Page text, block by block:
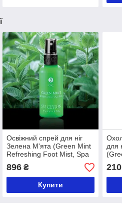
Освіжний спрей для ніг
Зелена М'ята (Green Mint
Refreshing Foot Mist, Spa
896₴
Купити
для
210